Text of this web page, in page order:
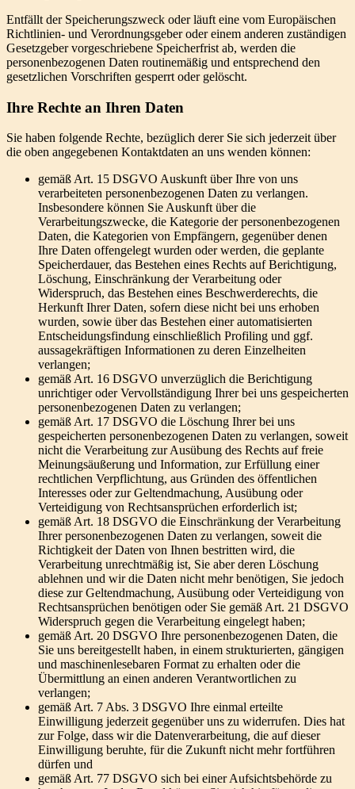
Entfällt der Speicherungszweck oder läuft eine vom Europäischen
Richtlinien- und Verordnungsgeber oder einem anderen zuständigen
Gesetzgeber vorgeschriebene Speicherfrist ab, werden die
personenbezogenen Daten routinemäßig und entsprechend den
gesetzlichen Vorschriften gesperrt oder gelöscht.
Ihre Rechte an Ihren Daten
Sie haben folgende Rechte, bezüglich derer Sie sich jederzeit über
die oben angegebenen Kontaktdaten an uns wenden können:
gemäß Art. 15 DSGVO Auskunft über Ihre von uns
verarbeiteten personenbezogenen Daten zu verlangen.
Insbesondere können Sie Auskunft über die
Verarbeitungszwecke, die Kategorie der personenbezogenen
Daten, die Kategorien von Empfängern, gegenüber denen
Ihre Daten offengelegt wurden oder werden, die geplante
Speicherdauer, das Bestehen eines Rechts auf Berichtigung,
Löschung, Einschränkung der Verarbeitung oder
Widerspruch, das Bestehen eines Beschwerderechts, die
Herkunft Ihrer Daten, sofern diese nicht bei uns erhoben
wurden, sowie über das Bestehen einer automatisierten
Entscheidungsfindung einschließlich Profiling und ggf.
aussagekräftigen Informationen zu deren Einzelheiten
verlangen;
gemäß Art. 16 DSGVO unverzüglich die Berichtigung
unrichtiger oder Vervollständigung Ihrer bei uns gespeicherten
personenbezogenen Daten zu verlangen;
gemäß Art. 17 DSGVO die Löschung Ihrer bei uns
gespeicherten personenbezogenen Daten zu verlangen, soweit
nicht die Verarbeitung zur Ausübung des Rechts auf freie
Meinungsäußerung und Information, zur Erfüllung einer
rechtlichen Verpflichtung, aus Gründen des öffentlichen
Interesses oder zur Geltendmachung, Ausübung oder
Verteidigung von Rechtsansprüchen erforderlich ist;
gemäß Art. 18 DSGVO die Einschränkung der Verarbeitung
Ihrer personenbezogenen Daten zu verlangen, soweit die
Richtigkeit der Daten von Ihnen bestritten wird, die
Verarbeitung unrechtmäßig ist, Sie aber deren Löschung
ablehnen und wir die Daten nicht mehr benötigen, Sie jedoch
diese zur Geltendmachung, Ausübung oder Verteidigung von
Rechtsansprüchen benötigen oder Sie gemäß Art. 21 DSGVO
Widerspruch gegen die Verarbeitung eingelegt haben;
gemäß Art. 20 DSGVO Ihre personenbezogenen Daten, die
Sie uns bereitgestellt haben, in einem strukturierten, gängigen
und maschinenlesebaren Format zu erhalten oder die
Übermittlung an einen anderen Verantwortlichen zu
verlangen;
gemäß Art. 7 Abs. 3 DSGVO Ihre einmal erteilte
Einwilligung jederzeit gegenüber uns zu widerrufen. Dies hat
zur Folge, dass wir die Datenverarbeitung, die auf dieser
Einwilligung beruhte, für die Zukunft nicht mehr fortführen
dürfen und
gemäß Art. 77 DSGVO sich bei einer Aufsichtsbehörde zu